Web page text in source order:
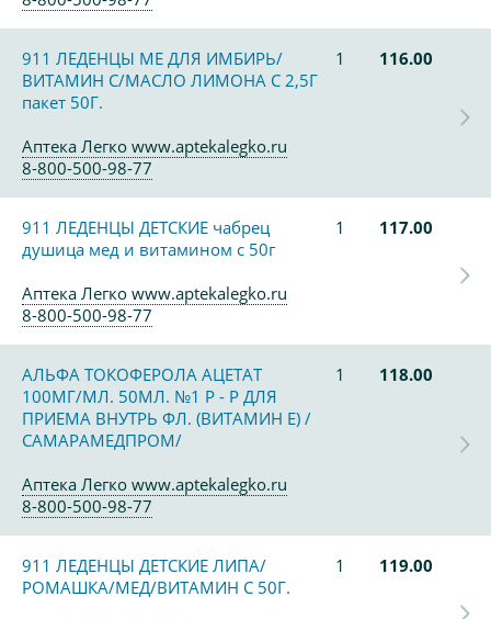
911 ЛЕДЕНЦЫ МЕ ДЛЯ ИМБИРЬ/
ВИТАМИН С/МАСЛО ЛИМОНА С 2,5Г
пакет 50Г.
1 116.00
Аптека Легко www.aptekalegko.ru
8-800-500-98-77
911 ЛЕДЕНЦЫ ДЕТСКИЕ чабрец
душица мед и витамином с 50г
1 117.00
Аптека Легко www.aptekalegko.ru
8-800-500-98-77
АЛЬФА ТОКОФЕРОЛА АЦЕТАТ
100МГ/МЛ. 50МЛ. №1 Р - Р ДЛЯ
ПРИЕМА ВНУТРЬ ФЛ. (ВИТАМИН Е) /
САМАРАМЕДПРОМ/
1 118.00
Аптека Легко www.aptekalegko.ru
8-800-500-98-77
911 ЛЕДЕНЦЫ ДЕТСКИЕ ЛИПА/
РОМАШКА/МЕД/ВИТАМИН С 50Г.
1 119.00